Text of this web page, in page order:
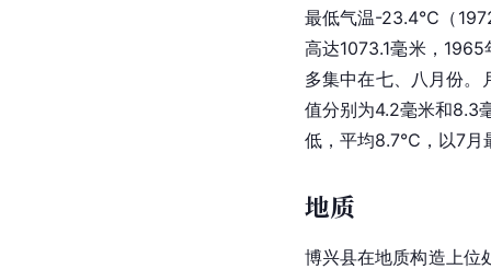
最低气温-23.4℃（
高达1073.1毫米，
多集中在七、八月份。
值分别为4.2毫米和8.3
低，平均8.7℃，以7
地质
博兴县在地质构造上位